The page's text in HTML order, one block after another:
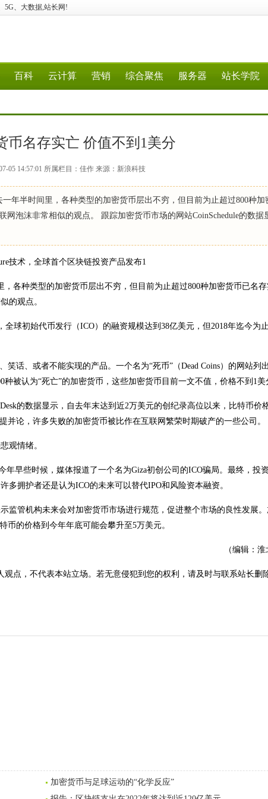
5G、大数据,站长网!
百科 云计算 营销 综合聚焦 服务器 站长学院
币名存实亡 价值不到1美分
05 14:57:01 所属栏目：佳作 来源：新浪科技
年半时间里，各种类型的加密货币层出不穷，但目前为止超过800种加
泡沫非常相似的观点。 跟踪加密货币市场的网站CoinSchedule的数据
各种类型的加密货币层出不穷，但目前为止超过800种加密货币已名
的观点。
全球初始代币发行（ICO）的融资规模达到38亿美元，但2018年迄今为
话、或者不能实现的产品。一个名为“死币”（Dead Coins）的网站列
被认为“死亡”的加密货币，这些加密货币目前一文不值，价格不到1美
的数据显示，自去年末达到近2万美元的创纪录高位以来，比特币价
并论，许多失败的加密货币被比作在互联网繁荣时期破产的一些公司。
观情绪。
早些时候，媒体报道了一个名为Giza初创公司的ICO骗局。最终，投
拥护者还是认为ICO的未来可以替代IPO和风险资本融资。
监管机构未来会对加密货币市场进行规范，促进整个市场的良性发展
币的价格到今年年底可能会攀升至5万美元。
（编辑：淮
观点，不代表本站立场。若无意侵犯到您的权利，请及时与联系站长删
加密货币与足球运动的“化学反应”